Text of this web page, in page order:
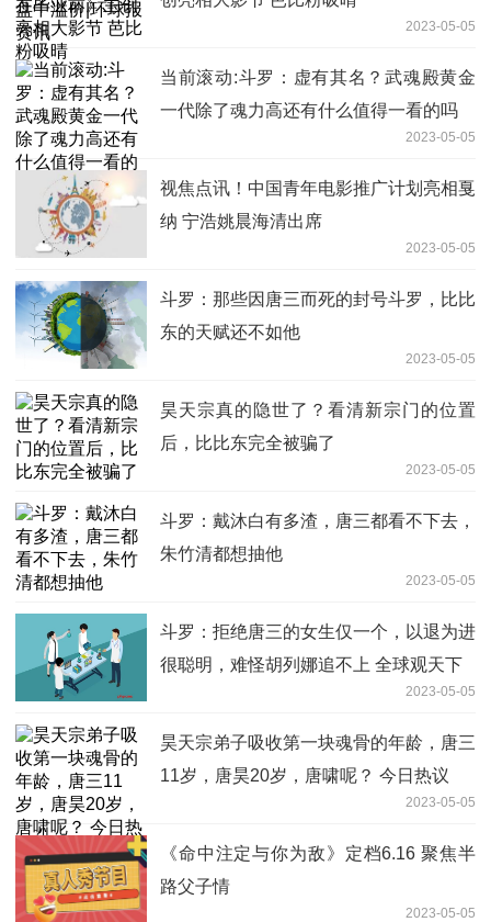
2023-05-05
当前滚动:斗罗：虚有其名？武魂殿黄金
一代除了魂力高还有什么值得一看的吗
2023-05-05
视焦点讯！中国青年电影推广计划亮相戛
纳 宁浩姚晨海清出席
2023-05-05
斗罗：那些因唐三而死的封号斗罗，比比
东的天赋还不如他
2023-05-05
昊天宗真的隐世了？看清新宗门的位置
后，比比东完全被骗了
2023-05-05
斗罗：戴沐白有多渣，唐三都看不下去，
朱竹清都想抽他
2023-05-05
斗罗：拒绝唐三的女生仅一个，以退为进
很聪明，难怪胡列娜追不上 全球观天下
2023-05-05
昊天宗弟子吸收第一块魂骨的年龄，唐三
11岁，唐昊20岁，唐啸呢？ 今日热议
2023-05-05
《命中注定与你为敌》定档6.16 聚焦半
路父子情
2023-05-05